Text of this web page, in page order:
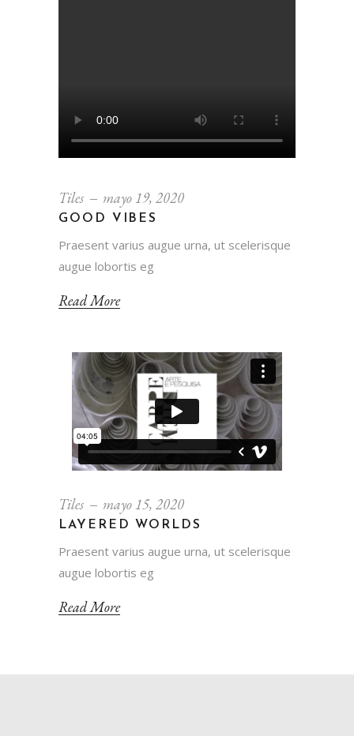
Tiles mayo 19, 2020
GOOD VIBES
Praesent varius augue urna, ut scelerisque
augue lobortis eg
Read More
Tiles mayo 15, 2020
LAYERED WORLDS
Praesent varius augue urna, ut scelerisque
augue lobortis eg
Read More